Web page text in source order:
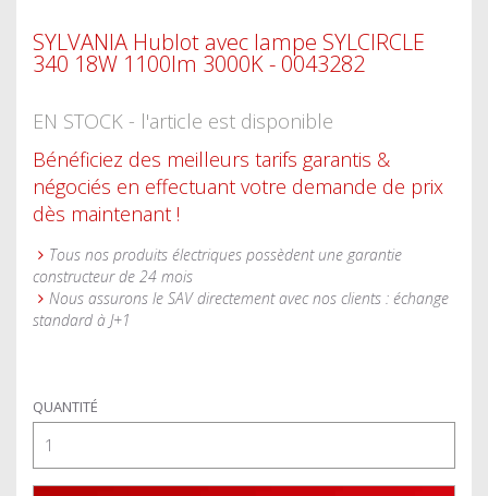
SYLVANIA Hublot avec lampe SYLCIRCLE
340 18W 1100lm 3000K - 0043282
EN STOCK - l'article est disponible
Bénéficiez des meilleurs tarifs garantis &
négociés en effectuant votre demande de prix
dès maintenant !
Tous nos produits électriques possèdent une garantie
constructeur de 24 mois
Nous assurons le SAV directement avec nos clients : échange
standard à J+1
QUANTITÉ